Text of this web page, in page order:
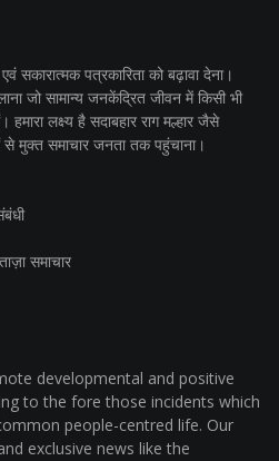
सकारात्मक पत्रकारिता को बढ़ावा देना।
जो सामान्य जनकेंद्रित जीवन में किसी भी
लक्ष्य है सदाबहार राग मल्हार जैसे
से मुक्त समाचार जनता तक पहुंचाना।
समाचार
developmental and positive
to the fore those incidents which
people-centred life. Our
exclusive news like the